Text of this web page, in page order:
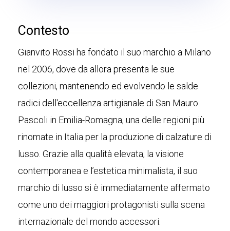
Contesto
Gianvito Rossi ha fondato il suo marchio a Milano
nel 2006, dove da allora presenta le sue
collezioni, mantenendo ed evolvendo le salde
radici dell'eccellenza artigianale di San Mauro
Pascoli in Emilia-Romagna, una delle regioni più
rinomate in Italia per la produzione di calzature di
lusso. Grazie alla qualità elevata, la visione
contemporanea e l’estetica minimalista, il suo
marchio di lusso si è immediatamente affermato
come uno dei maggiori protagonisti sulla scena
internazionale del mondo accessori.